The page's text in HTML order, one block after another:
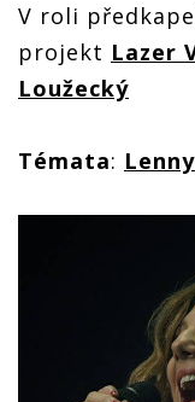
V roli
projekt Lazer
Loužecký
Témata: Lenny